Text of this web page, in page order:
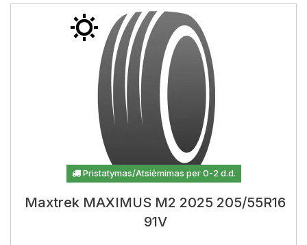
Pristatymas/Atsiėmimas per 0-2 d.d.
Maxtrek MAXIMUS M2 2025 205/55R16
91V